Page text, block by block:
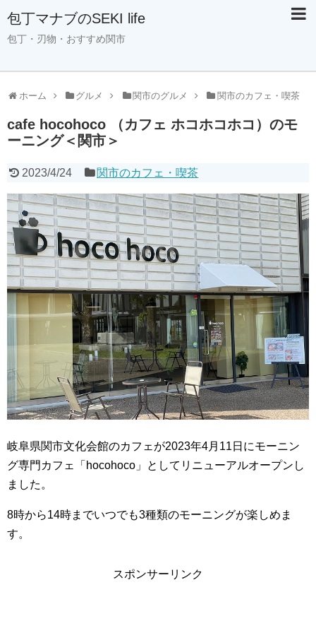
包丁マナブのSEKI life
包丁・刃物・おすすめ関市
ホーム グルメ 関市のグルメ 関市のカフェ・喫茶
cafe hocohoco （カフェ ホコホコホコ）のモ
ーニング＜関市＞
2023/4/24 関市のカフェ・喫茶
岐阜県関市文化会館のカフェが2023年4月11日にモーニン
グ専門カフェ「hocohoco」としてリニューアルオープンし
ました。
8時から14時までいつでも3種類のモーニングが楽しめま
す。
スポンサーリンク